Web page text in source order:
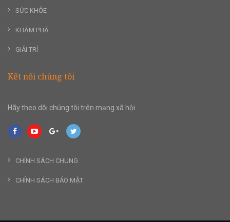
SỨC KHỎE
KHÁM PHÁ
GIẢI TRÍ
Kết nối chúng tôi
Hãy theo dõi chúng tôi trên mạng xã hội
CHÍNH SÁCH CHUNG
CHÍNH SÁCH BẢO MẬT